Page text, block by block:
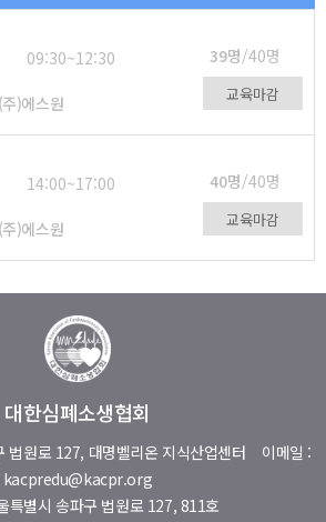
09:30~12:30 39명/40명
)에스원 교육마감
14:00~17:00 40명/40명
)에스원 교육마감
대한심폐소생협회
법원로 127, 대명벨리온 지식산업센터 이메일 :
kacpredu@kacpr.org
특별시 송파구 법원로 127, 811호